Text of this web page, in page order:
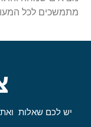
מתמשכים לכל
יש לכם שאלות